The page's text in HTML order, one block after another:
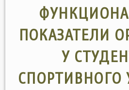
ПОКАЗАТЕЛИ
У
СПОРТИВНОГО